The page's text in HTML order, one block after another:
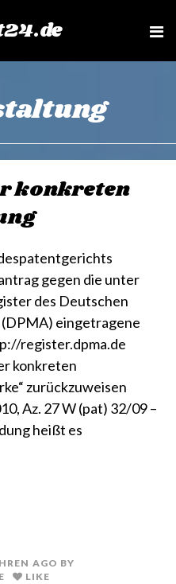
e
konkreten
gegen die unter
des Deutschen
eingetragene
register.dpma.de
konkreten
zurückzuweisen
Az. 27 W (pat) 32/09 –
heißt es
AGO BY
LIKE